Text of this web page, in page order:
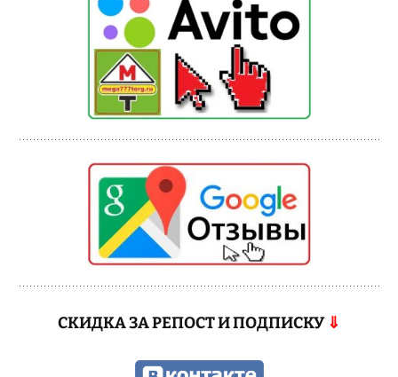
СКИДКА ЗА РЕПОСТ И ПОДПИСКУ ⇓